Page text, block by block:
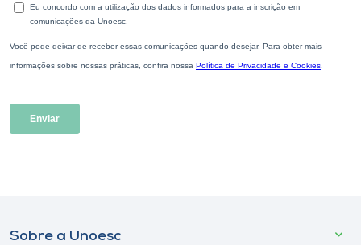
Sobre a Unoesc